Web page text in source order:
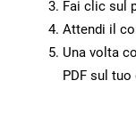
Fai clic sul
Attendi il
Una volta
PDF sul